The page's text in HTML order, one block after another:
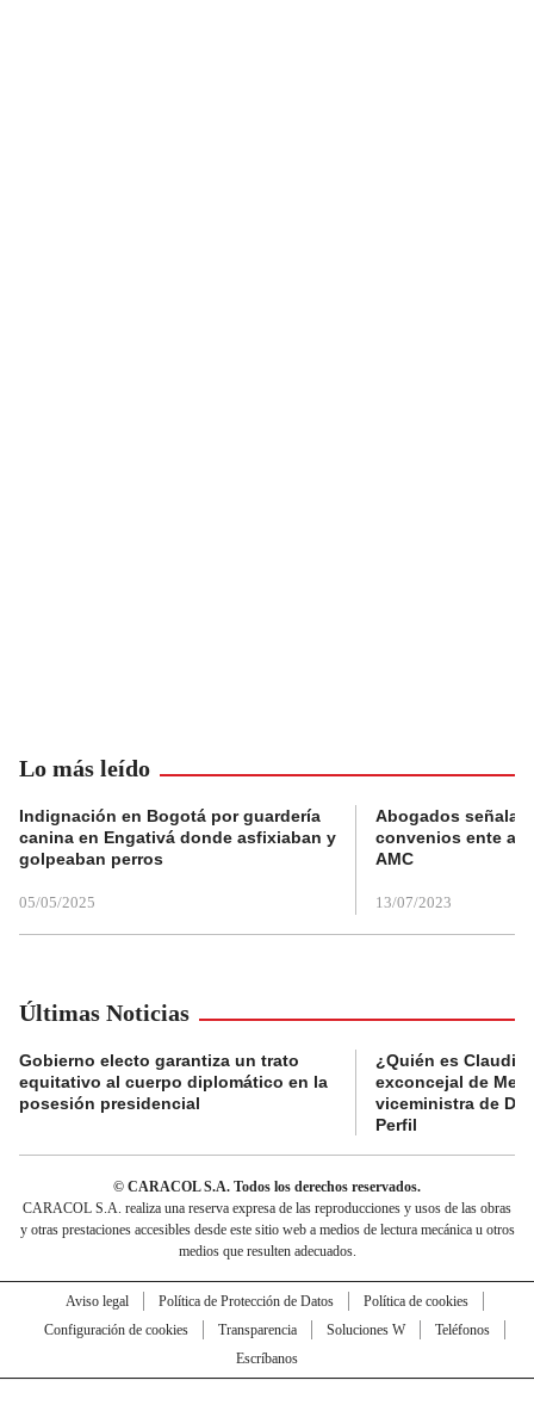
Lo más leído
Indignación en Bogotá por guardería
canina en Engativá donde asfixiaban y
golpeaban perros
05/05/2025
Abogados
convenios ente
AMC
13/07/2023
Últimas Noticias
Gobierno electo garantiza un trato
equitativo al cuerpo diplomático en la
posesión presidencial
¿Quién es Claudia
exconcejal de
viceministra de
Perfil
© CARACOL S.A. Todos los derechos reservados.
CARACOL S.A. realiza una reserva expresa de las reproducciones y usos de las obras
y otras prestaciones accesibles desde este sitio web a medios de lectura mecánica u otros
medios que resulten adecuados.
Aviso legal Política de Protección de Datos
Política de cookies
Configuración de cookies
Transparencia Soluciones W
Teléfonos
Escríbanos